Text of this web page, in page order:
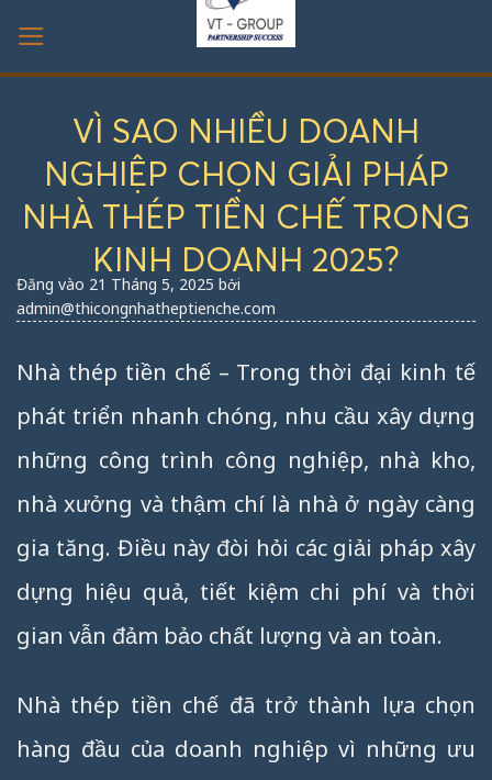
qua
nội
VÌ SAO NHIỀU DOANH
NGHIỆP CHỌN GIẢI PHÁP
NHÀ THÉP TIỀN CHẾ TRONG
KINH DOANH 2025?
Đăng vào 21 Tháng 5, 2025 bởi
admin@thicongnhatheptienche.com
Nhà thép tiền chế – Trong thời đại kinh tế
phát triển nhanh chóng, nhu cầu xây dựng
những công trình công nghiệp, nhà kho,
nhà xưởng và thậm chí là nhà ở ngày càng
gia tăng. Điều này đòi hỏi các giải pháp xây
dựng hiệu quả, tiết kiệm chi phí và thời
gian vẫn đảm bảo chất lượng và an toàn.
Nhà thép tiền chế đã trở thành lựa chọn
hàng đầu của doanh nghiệp vì những ưu